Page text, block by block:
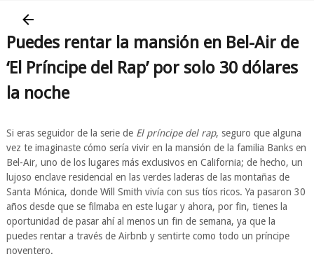
Puedes rentar la mansión en Bel-Air de
‘El Príncipe del Rap’ por solo 30 dólares
la noche
Si eras seguidor de la serie de El príncipe del rap, seguro que alguna
vez te imaginaste cómo sería vivir en la mansión de la familia Banks en
Bel-Air, uno de los lugares más exclusivos en California; de hecho, un
lujoso enclave residencial en las verdes laderas de las montañas de
Santa Mónica, donde Will Smith vivía con sus tíos ricos. Ya pasaron 30
años desde que se filmaba en este lugar y ahora, por fin, tienes la
oportunidad de pasar ahí al menos un fin de semana, ya que la
puedes rentar a través de Airbnb y sentirte como todo un príncipe
noventero.